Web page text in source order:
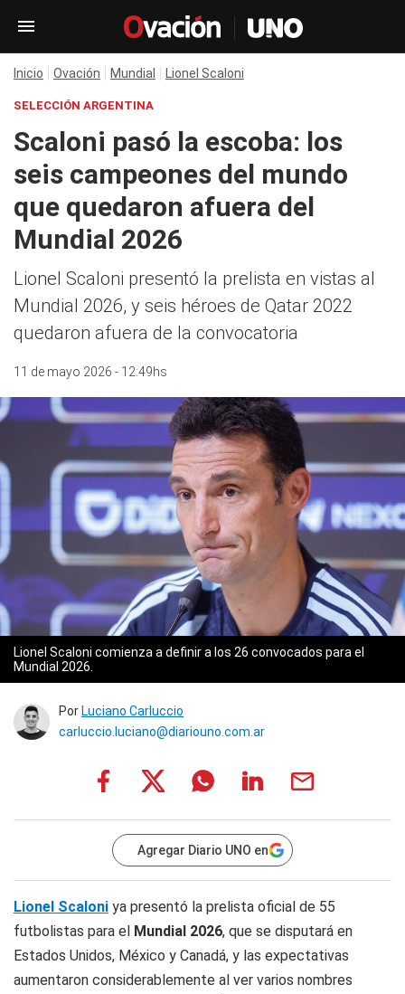
Inicio Ovación Mundial Lionel Scaloni
SELECCIÓN ARGENTINA
Scaloni pasó la escoba: los
seis campeones del mundo
que quedaron afuera del
Mundial 2026
Lionel Scaloni presentó la prelista en vistas al
Mundial 2026, y seis héroes de Qatar 2022
quedaron afuera de la convocatoria
11 de mayo 2026 - 12:49hs
Lionel Scaloni comienza a definir a los 26 convocados para el
Mundial 2026.
Por Luciano Carluccio
carluccio.luciano@diariouno.com.ar
Agregar Diario UNO en
Lionel Scaloni ya presentó la prelista oficial de 55
futbolistas para el Mundial 2026, que se disputará en
Estados Unidos, México y Canadá, y las expectativas
aumentaron considerablemente al ver varios nombres